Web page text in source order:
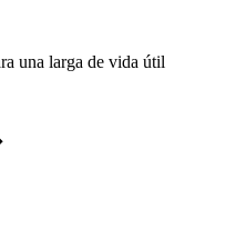
una larga de vida útil